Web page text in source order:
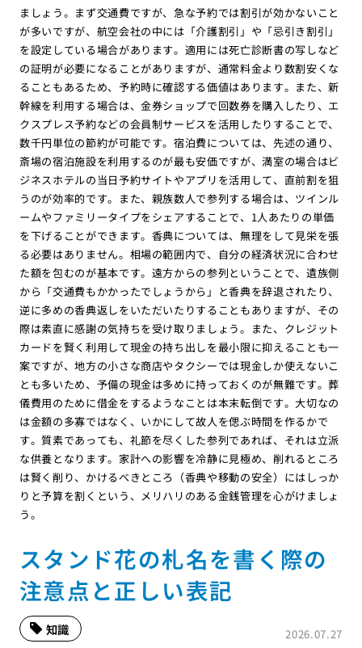
ましょう。まず交通費ですが、急な予約では割引が効かないこと
が多いですが、航空会社の中には「介護割引」や「忌引き割引」
を設定している場合があります。適用には死亡診断書の写しなど
の証明が必要になることがありますが、通常料金より数割安くな
ることもあるため、予約時に確認する価値はあります。また、新
幹線を利用する場合は、金券ショップで回数券を購入したり、エ
クスプレス予約などの会員制サービスを活用したりすることで、
数千円単位の節約が可能です。宿泊費については、先述の通り、
斎場の宿泊施設を利用するのが最も安価ですが、満室の場合はビ
ジネスホテルの当日予約サイトやアプリを活用して、直前割を狙
うのが効率的です。また、親族数人で参列する場合は、ツインル
ームやファミリータイプをシェアすることで、1人あたりの単価
を下げることができます。香典については、無理をして見栄を張
る必要はありません。相場の範囲内で、自分の経済状況に合わせ
た額を包むのが基本です。遠方からの参列ということで、遺族側
から「交通費もかかったでしょうから」と香典を辞退されたり、
逆に多めの香典返しをいただいたりすることもありますが、その
際は素直に感謝の気持ちを受け取りましょう。また、クレジット
カードを賢く利用して現金の持ち出しを最小限に抑えることも一
案ですが、地方の小さな商店やタクシーでは現金しか使えないこ
とも多いため、予備の現金は多めに持っておくのが無難です。葬
儀費用のために借金をするようなことは本末転倒です。大切なの
は金額の多寡ではなく、いかにして故人を偲ぶ時間を作るかで
す。質素であっても、礼節を尽くした参列であれば、それは立派
な供養となります。家計への影響を冷静に見極め、削れるところ
は賢く削り、かけるべきところ（香典や移動の安全）にはしっか
りと予算を割くという、メリハリのある金銭管理を心がけましょ
う。
スタンド花の札名を書く際の
注意点と正しい表記
2026.07.27
知識